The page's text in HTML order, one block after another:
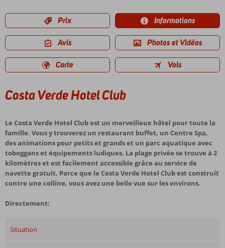
Prix Informations
Avis Photos et Vidéos
Carte Vols
Costa Verde Hotel Club
Le Costa Verde Hotel Club est un merveilleux hôtel pour toute la
famille. Vous y trouverez un restaurant buffet, un Centre Spa,
des animations pour petits et grands et un parc aquatique avec
toboggans et équipements ludiques. La plage privée se trouve à 2
kilomètres et est facilement accessible grâce au service de
navette gratuit. Parce que le Costa Verde Hotel Club est construit
contre une colline, vous avez une belle vue sur les environs.
Directement:
Situation